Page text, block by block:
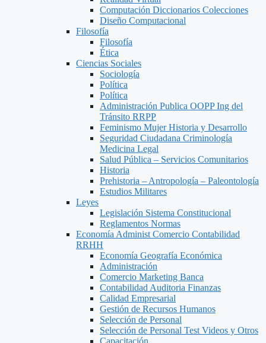
Computación Diccionarios Colecciones
Diseño Computacional
Filosofía
Filosofía
Ética
Ciencias Sociales
Sociología
Política
Política
Administración Publica OOPP Ing del
Tránsito RRPP
Feminismo Mujer Historia y Desarrollo
Seguridad Ciudadana Criminología
Medicina Legal
Salud Pública – Servicios Comunitarios
Historia
Prehistoria – Antropología – Paleontología
Estudios Militares
Leyes
Legislación Sistema Constitucional
Reglamentos Normas
Economía Administ Comercio Contabilidad
RRHH
Economía Geografía Económica
Administración
Comercio Marketing Banca
Contabilidad Auditoria Finanzas
Calidad Empresarial
Gestión de Recursos Humanos
Selección de Personal
Selección de Personal Test Videos y Otros
Capacitación